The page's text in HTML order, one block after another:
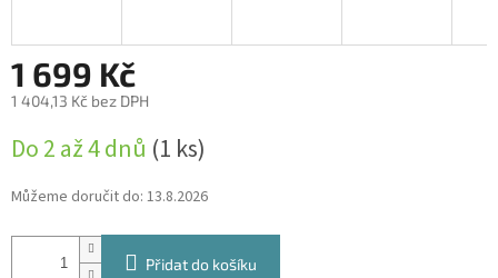
1 699 Kč
1 404,13 Kč bez DPH
cena:
Do 2 až 4 dnů (1 ks)
Můžeme doručit do: 13.8.2026
Přidat do košíku